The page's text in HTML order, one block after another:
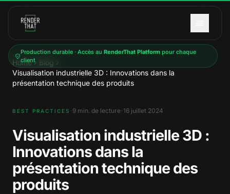
Production durable · Accès au RenderThat Platformpour chaque
client
Home
Blog
Visualisation industrielle 3D : Innovations dans la
présentation technique des produits
BEST PRACTICES · 9 min. de lecture· 16 juillet 2024
Visualisation industrielle 3D :
Innovations dans la
présentation technique des
produits